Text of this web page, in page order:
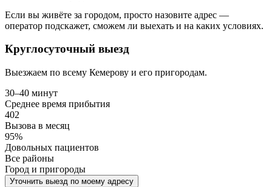
Если вы живёте за городом, просто назовите адрес —
оператор подскажет, сможем ли выехать и на каких условиях.
Круглосуточный выезд
Выезжаем по всему Кемерову и его пригородам.
30–40 минут
Среднее время прибытия
402
Вызова в месяц
95%
Довольных пациентов
Все районы
Город и пригороды
Уточнить выезд по моему адресу